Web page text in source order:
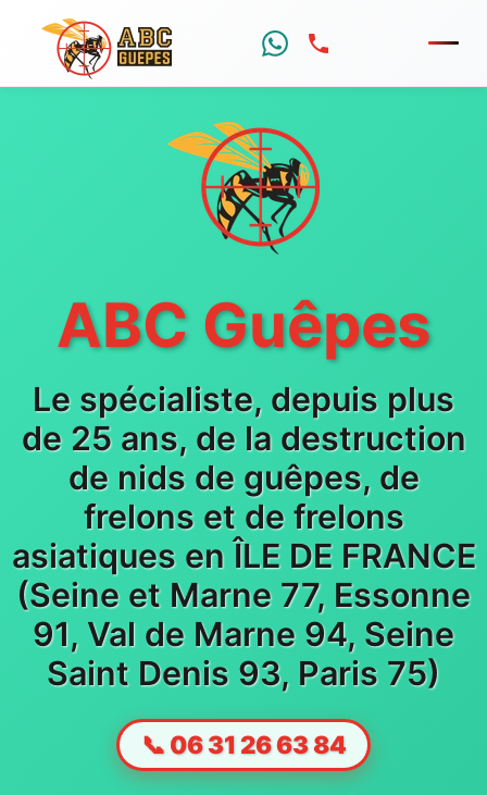
ABC Guêpes
Le spécialiste, depuis plus
de 25 ans, de la destruction
de nids de guêpes, de
frelons et de frelons
asiatiques en ÎLE DE FRANCE
(Seine et Marne 77, Essonne
91, Val de Marne 94, Seine
Saint Denis 93, Paris 75)
📞 06 31 26 63 84